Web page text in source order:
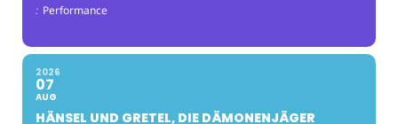
: Performance
2026
07
AUG
HÄNSEL UND GRETEL, DIE DÄMONENJÄGER